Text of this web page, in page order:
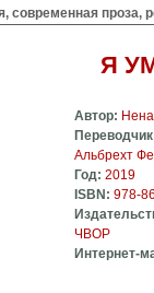
современная проза,
Я
Автор:
Альбрехт
Год: 2019
ISBN: 978-
ЧВОР
Интернет-